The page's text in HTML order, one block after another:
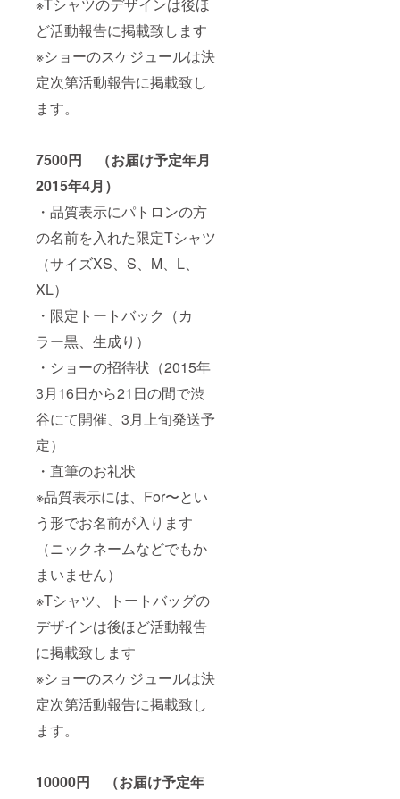
ど活動報告に掲載致します
※ショーのスケジュールは決
定次第活動報告に掲載致し
ます。
7500円 （お届け予定年月
2015年4月）
・品質表示にパトロンの方
の名前を入れた限定Tシャツ
（サイズXS、S、M、L、
XL）
・限定トートバック（カ
ラー黒、生成り）
・ショーの招待状（2015年
3月16日から21日の間で渋
谷にて開催、3月上旬発送予
定）
・直筆のお礼状
※品質表示には、For〜とい
う形でお名前が入ります
（ニックネームなどでもか
まいません）
※Tシャツ、トートバッグの
デザインは後ほど活動報告
に掲載致します
※ショーのスケジュールは決
定次第活動報告に掲載致し
ます。
10000円 （お届け予定年